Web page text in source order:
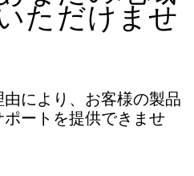
ただけませ
により、お客様の製品
ートを提供できませ